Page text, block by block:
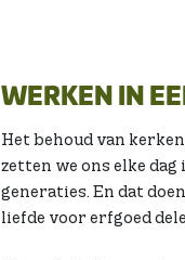
WERKEN IN
Het behoud van
zetten we ons elke dag
generaties. En dat
liefde voor erfgoed